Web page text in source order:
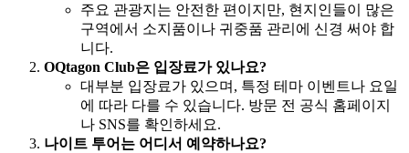
주요 관광지는 안전한 편이지만, 현지인들이 많은
구역에서 소지품이나 귀중품 관리에 신경 써야 합
니다.
OQtagon Club은 입장료가 있나요?
대부분 입장료가 있으며, 특정 테마 이벤트나 요일
에 따라 다를 수 있습니다. 방문 전 공식 홈페이지
나 SNS를 확인하세요.
나이트 투어는 어디서 예약하나요?